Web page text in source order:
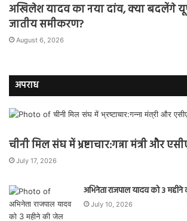
अखिलेश यादव का नया दांव, क्या बदलेंगे
जातीय समीकरण?
August 6, 2026
अपराध
चीनी मिल संघ में भ्रष्टाचार:गन्ना मंत्री और
July 17, 2026
अभिनेता राजपाल यादव को 3
July 10, 2026